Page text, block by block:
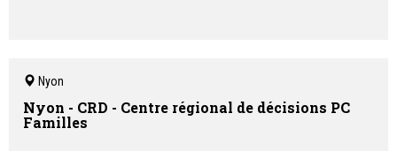
Nyon
Nyon - CRD - Centre régional de décisions PC
Familles